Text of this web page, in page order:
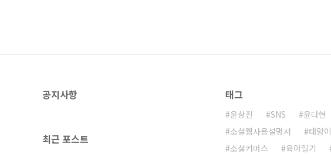
공지사항
최근 포스트
태그
윤상진 SNS 윤다현
소셜웹사용설명서
태양이
소셜커머스
육아일기